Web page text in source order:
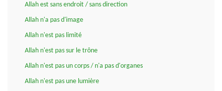
Allah est sans endroit / sans direction
Allah n'a pas d'image
Allah n'est pas limité
Allah n'est pas sur le trône
Allah n'est pas un corps / n'a pas d'organes
Allah n'est pas une lumière